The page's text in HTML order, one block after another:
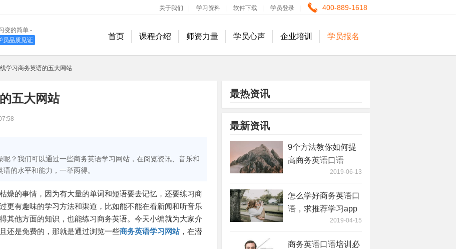
关于我们 学习资料 软件下载 学员登录 400-889-1618
变的简单 -
员品质见证
首页 课程介绍 师资力量 学员心声 企业培训 学员报名
学习商务英语的五大网站
五大网站
？我们可以通过一些商务英语学习网站，在阅览资讯、音乐和
的水平和能力，一举两得。
燥的事情，因为有大量的单词和短语要去记忆，还要练习商
更有趣味的学习方法和渠道，比如能不能在看新闻和听音乐
其他方面的知识，也能练习商务英语。今天小编就为大家介
还是免费的，那就是通过浏览一些商务英语学习网站，在潜
最热资讯
最新资讯
9个方法教你如何提
高商务英语口语
2019-06-13
怎么学好商务英语口
语，求推荐学习app
2019-04-15
商务英语口语培训必